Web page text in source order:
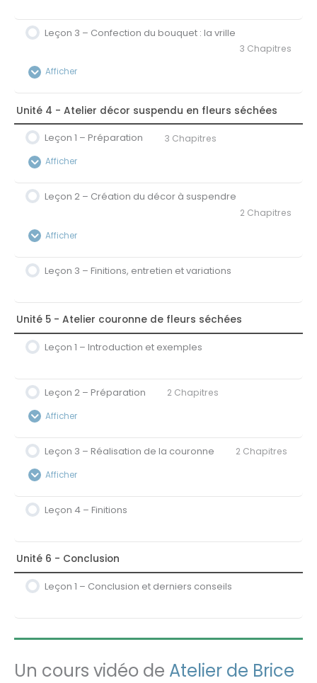
Leçon 3 – Confection du bouquet : la vrille
3 Chapitres
Afficher
Contenu de la Leçon
0% Terminé 0/3 étapes
3A – La vrille, volumes, hauteurs et formes
3B – Réalisation pas-à-pas du bouquet
Unité 4 - Atelier décor suspendu en fleurs séchées
Leçon 1 – Préparation 3 Chapitres
Afficher
Contenu de la Leçon
1C – Préparation des végétaux
Leçon 2 – Création du décor à suspendre
2 Chapitres
Afficher
Contenu de la Leçon
2A – Technique de la composition piquée
2B – Piquage des végétaux
Leçon 3 – Finitions, entretien et variations
Unité 5 - Atelier couronne de fleurs séchées
Leçon 1 – Introduction et exemples
Leçon 2 – Préparation 2 Chapitres
Afficher
Contenu de la Leçon
0% Terminé
2A – Les fournitures et les végétaux
Leçon 3 – Réalisation de la couronne 2 Chapitres
Afficher
Contenu de la Leçon
3A – Préparation des végétaux
3B – Fixation des végétaux sur la couronne
Leçon 4 – Finitions
Unité 6 - Conclusion
Leçon 1 – Conclusion et derniers conseils
Un cours vidéo de Atelier de Brice